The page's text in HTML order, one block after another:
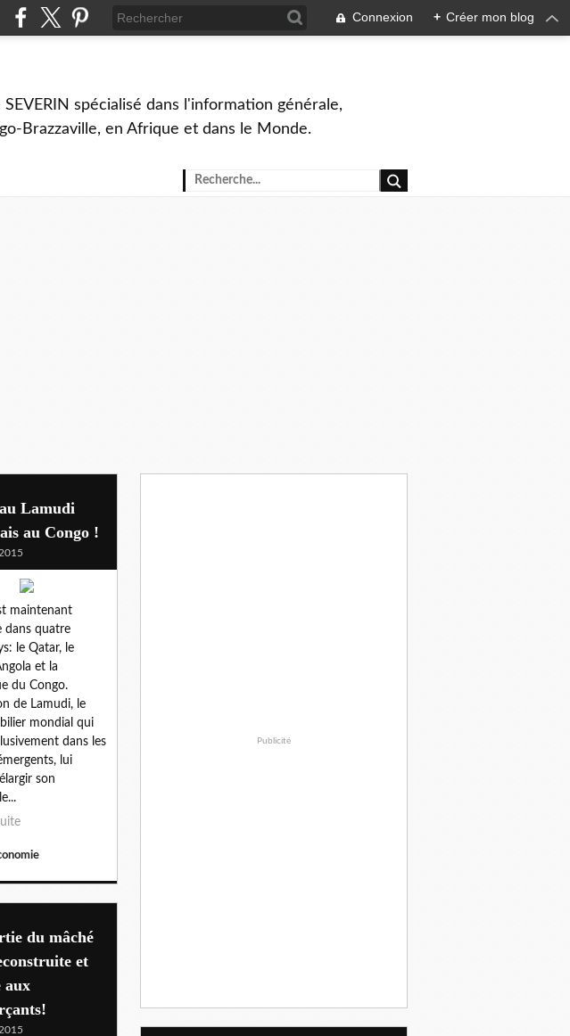
Connexion + Créer mon blog
spécialisé dans l'information générale,
Brazzaville, en Afrique et dans le Monde.
Lamudi
au Congo !
maintenant
dans quatre
le Qatar, le
et la
du Congo.
de Lamudi, le
mondial qui
dans les
lui
son
du mâché
et
aux
Publicité